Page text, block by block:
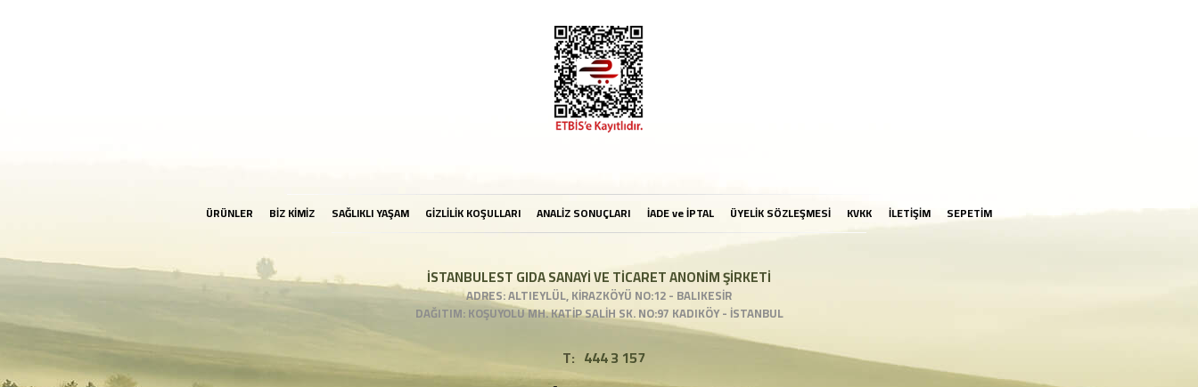
ÜRÜNLER BİZ KİMİZ SAĞLIKLI YAŞAM GİZLİLİK KOŞULLARI ANALİZ SONUÇLARI İADE ve İPTAL ÜYELİK SÖZLEŞMESİ KVKK İLETİŞİM SEPETİM
İSTANBULEST GIDA SANAYİ VE TİCARET ANONİM ŞİRKETİ
ADRES: ALTIEYLÜL, KİRAZKÖYÜ NO:12 - BALIKESİR
DAĞITIM: KOŞUYOLU MH. KATİP SALİH SK. NO:97 KADIKÖY - İSTANBUL
T: 444 3 157